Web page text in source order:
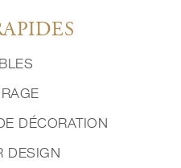
DÉCORATION
DESIGN